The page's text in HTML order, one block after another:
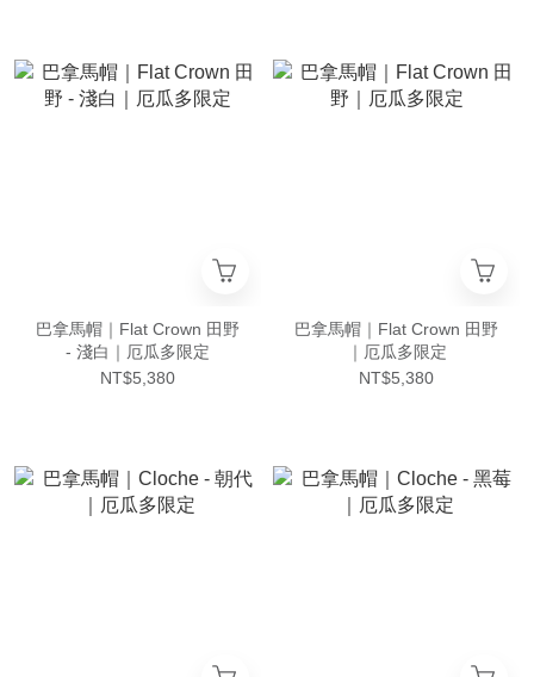
巴拿馬帽｜Flat Crown 田野
- 淺白｜厄瓜多限定
NT$5,380
巴拿馬帽｜Flat Crown 田野
｜厄瓜多限定
NT$5,380